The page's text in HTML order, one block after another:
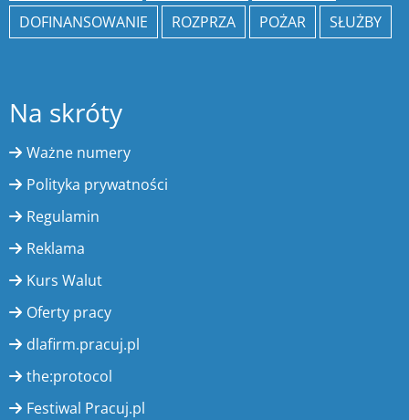
DOFINANSOWANIE
ROZPRZA POŻAR SŁUŻBY
Na skróty
Ważne numery
Polityka prywatności
Regulamin
Reklama
Kurs Walut
Oferty pracy
dlafirm.pracuj.pl
the:protocol
Festiwal Pracuj.pl